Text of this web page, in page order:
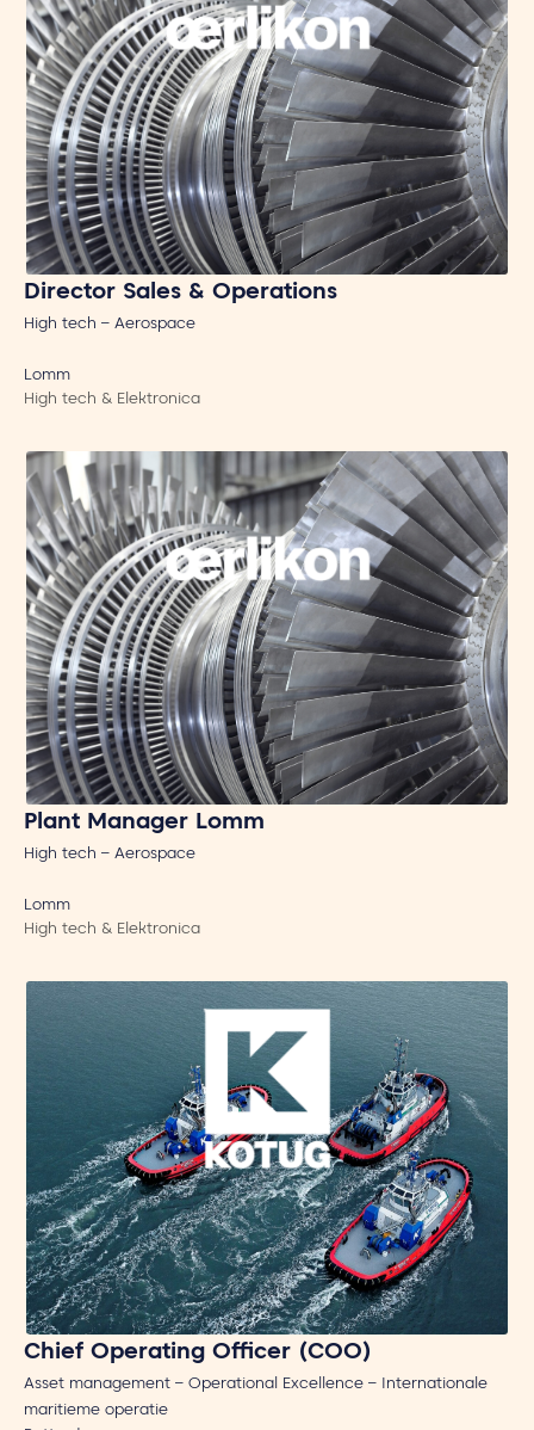
Director Sales & Operations
High tech – Aerospace
Lomm
High tech & Elektronica
Plant Manager Lomm
High tech – Aerospace
Lomm
High tech & Elektronica
Chief Operating Officer (COO)
Asset management – Operational Excellence – Internationale
maritieme operatie